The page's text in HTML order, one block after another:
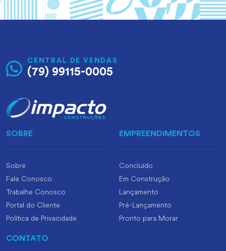
CENTRAL DE VENDAS
(79) 99115-0005
SOBRE
Sobre
Fale Conosco
Trabalhe Conosco
Portal do Cliente
Política de Privacidade
EMPREENDIMENTOS
Concluído
Em Construção
Lançamento
Pré-Lançamento
Pronto para Morar
CONTATO